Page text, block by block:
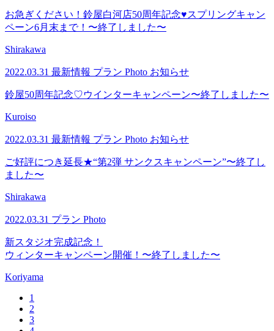
お急ぎください！鈴屋白河店50周年記念♥スプリングキャン
ペーン6月末まで！〜終了しました〜
Shirakawa
2022.03.31 最新情報 プラン Photo お知らせ
鈴屋50周年記念♡ウインターキャンペーン〜終了しました〜
Kuroiso
2022.03.31 最新情報 プラン Photo お知らせ
ご好評につき延長★“第2弾 サンクスキャンペーン”〜終了し
ました〜
Shirakawa
2022.03.31 プラン Photo
新スタジオ完成記念！
ウィンターキャンペーン開催！〜終了しました〜
Koriyama
1
2
3